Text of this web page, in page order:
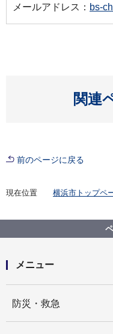
メールアドレス： bs-
関連
前のページに戻る
現在位置 横浜市トップペ
わが家の対策（
避難場所を確認
地域防災拠点
メニュー
防災・救急